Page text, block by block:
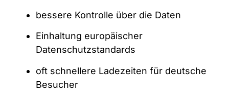
bessere Kontrolle über die Daten
Einhaltung europäischer
Datenschutzstandards
oft schnellere Ladezeiten für deutsche
Besucher